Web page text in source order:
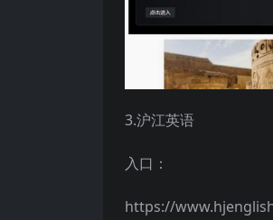
3.沪江英语
入口：
https://